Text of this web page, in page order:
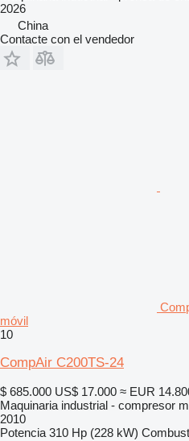
2026
China
Contacte con el vendedor
móvil
10
CompAir C200TS-24
$ 685.000 US$ 17.000 ≈ EUR
Maquinaria industrial - compresor
2010
Potencia 310 Hp (228 kW)